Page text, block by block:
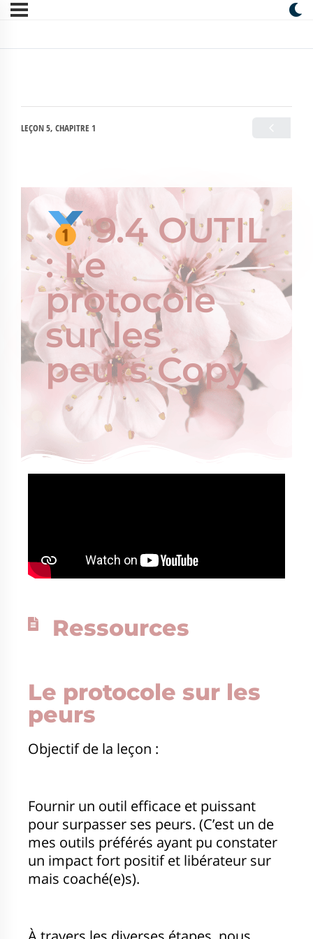
LEÇON 5, CHAPITRE 1
9.4 OUTIL
: Le
protocole
sur les
peurs Copy
Ressources
Le protocole sur les
peurs
Objectif de la leçon :
Fournir un outil efficace et puissant
pour surpasser ses peurs. (C’est un de
mes outils préférés ayant pu constater
un impact fort positif et libérateur sur
mais coaché(e)s).